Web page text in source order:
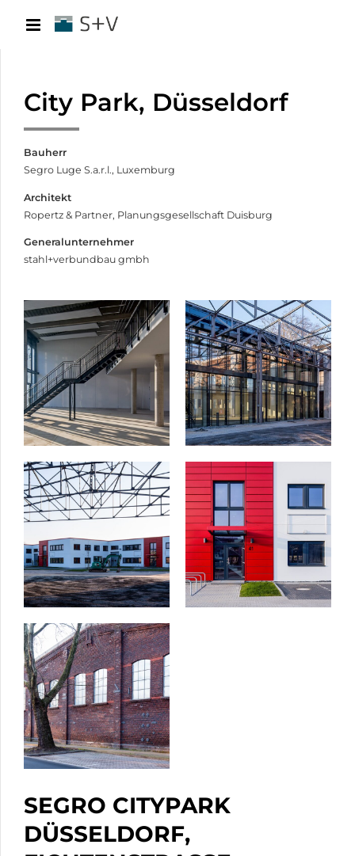
City Park, Düsseldorf
Bauherr
Segro Luge S.a.r.l., Luxemburg
Architekt
Ropertz & Partner, Planungsgesellschaft Duisburg
Generalunternehmer
stahl+verbundbau gmbh
SEGRO CITYPARK
DÜSSELDORF,